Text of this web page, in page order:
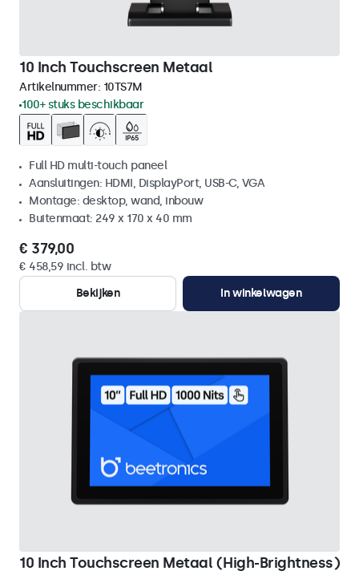
10 Inch Touchscreen Metaal
Artikelnummer: 10TS7M
100+ stuks beschikbaar
Full HD multi-touch paneel
Aansluitingen: HDMI, DisplayPort, USB-C, VGA
Montage: desktop, wand, inbouw
Buitenmaat: 249 x 170 x 40 mm
€ 379,00
€ 458,59 incl. btw
Bekijken
In winkelwagen
10 Inch Touchscreen Metaal (High-Brightness)